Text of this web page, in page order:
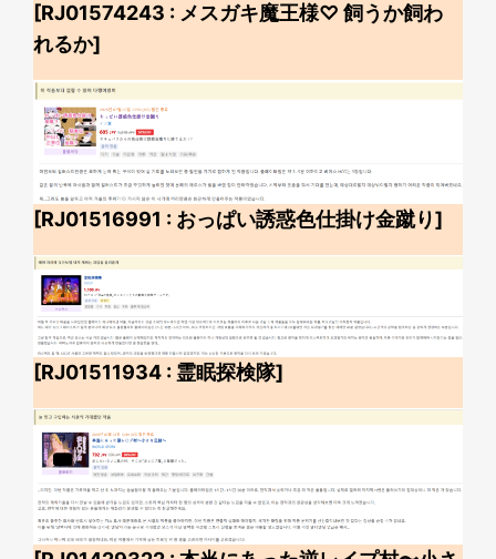
[RJ01574243 : メスガキ魔王様♡ 飼うか飼わ
れるか]
[RJ01516991 : おっぱい誘惑色仕掛け金蹴り]
[RJ01511934 : 霊眠探検隊]